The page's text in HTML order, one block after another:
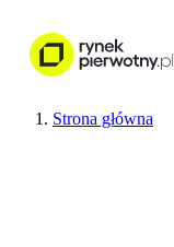
Strona główna